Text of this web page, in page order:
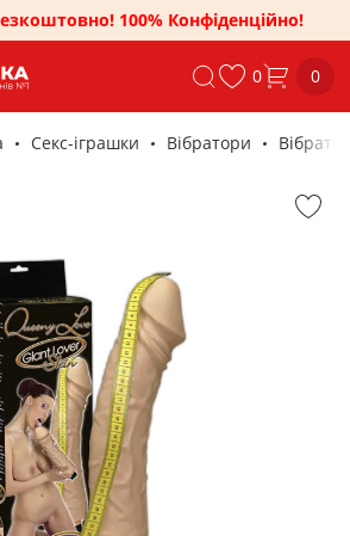
100% Конфіденційно!
0 0
Секс-iграшки Вібратори